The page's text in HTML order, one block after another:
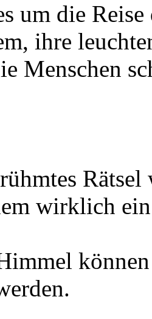
um die
ihre
Menschen
wirklich